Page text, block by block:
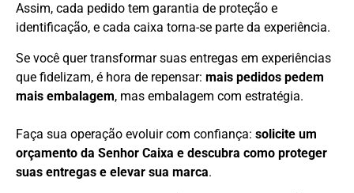
Assim, cada pedido tem garantia de proteção e
identificação, e cada caixa torna-se parte da experiência.
Se você quer transformar suas entregas em experiências
que fidelizam, é hora de repensar: mais pedidos pedem
mais embalagem, mas embalagem com estratégia.
Faça sua operação evoluir com confiança: solicite um
orçamento da Senhor Caixa e descubra como proteger
suas entregas e elevar sua marca.